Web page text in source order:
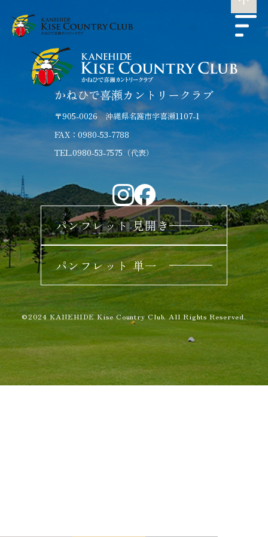
かねひで喜瀬カントリークラブ
〒905-0026 沖縄県名護市字喜瀬1107-1
FAX：0980-53-7788
TEL.0980-53-7575（代表）
パンフレット 見開き
パンフレット 単一
©2024 KANEHIDE Kise Country Club. All Rights Reserved.